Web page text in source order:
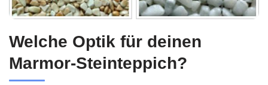
Welche Optik für deinen
Marmor-Steinteppich?